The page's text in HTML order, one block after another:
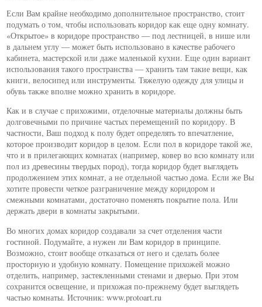
Если Вам крайне необходимо дополнительное пространство, стоит
подумать о том, чтобы использовать коридор как еще одну комнату.
«Открытое» в коридоре пространство — под лестницей, в нише или
в дальнем углу — может быть использовано в качестве рабочего
кабинета, мастерской или даже маленькой кухни. Еще один вариант
использования такого пространства — хранить там такие вещи, как
книги, велосипед или инструменты. Тяжелую одежду для улицы и
обувь также вполне можно хранить в коридоре.
Как и в случае с прихожими, отделочные материалы должны быть
долговечными по причине частых перемещений по коридору. В
частности, Ваш подход к полу будет определять то впечатление,
которое производит коридор в целом. Если пол в коридоре такой же,
что и в прилегающих комнатах (например, ковер во всю комнату или
пол из древесины твердых пород), тогда коридор будет выглядеть
продолжением этих комнат, а не отдельной частью дома. Если же Вы
хотите провести четкое разграничение между коридором и
смежными комнатами, достаточно поменять покрытие пола. Или
держать двери в комнаты закрытыми.
Во многих домах коридор создавали за счет отделения части
гостиной. Подумайте, а нужен ли Вам коридор в принципе.
Возможно, стоит вообще отказаться от него и сделать более
просторную и удобную комнату. Помещение прихожей можно
отделить, например, застекленными стенами и дверью. При этом
сохранится освещение, и прихожая по-прежнему будет выглядеть
частью комнаты. Источник: www.protoart.ru